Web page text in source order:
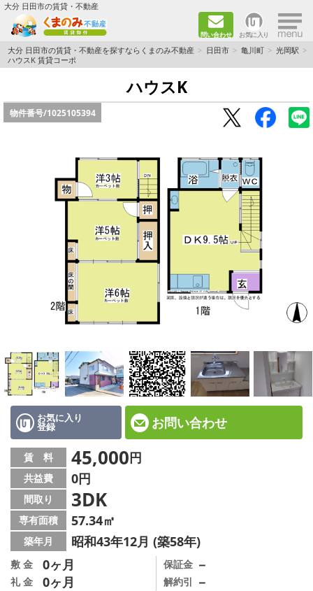
大分 日田市の賃貸・不動産
問い合わせ お気に入り ×
TOPページ
ペット飼育ＯＫ物件
新婚·ファミリー向け（2DK～3DK）
ファミリー向け（3DK～）
路線·駅から探す
地域から探す
地図から探す
店舗情報·アクセス
会社概要
メールでお問い合わせ
大分 日田市の賃貸・不動産を探すならくまのみ不動産 日田市 亀川町
光岡駅
ハウスK 賃貸コーポ
ハウスK
物件番号/1025105394
お気に入り
登録 お問い合わせ
賃 料 45,000円
共益費 0円
間取り 3DK
専有面積 57.34㎡
築年月 昭和43年12月 (築58年)
敷 金 0ヶ月
礼 金 0ヶ月
保証金 －
解約引 －